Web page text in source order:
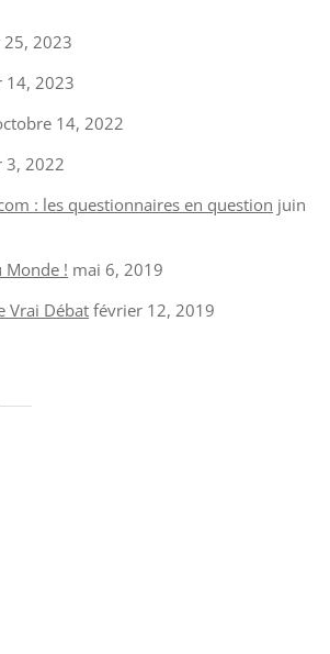
2023
14, 2023
14, 2022
3, 2022
: les questionnaires en question juin
Monde ! mai 6, 2019
Vrai Débat février 12, 2019